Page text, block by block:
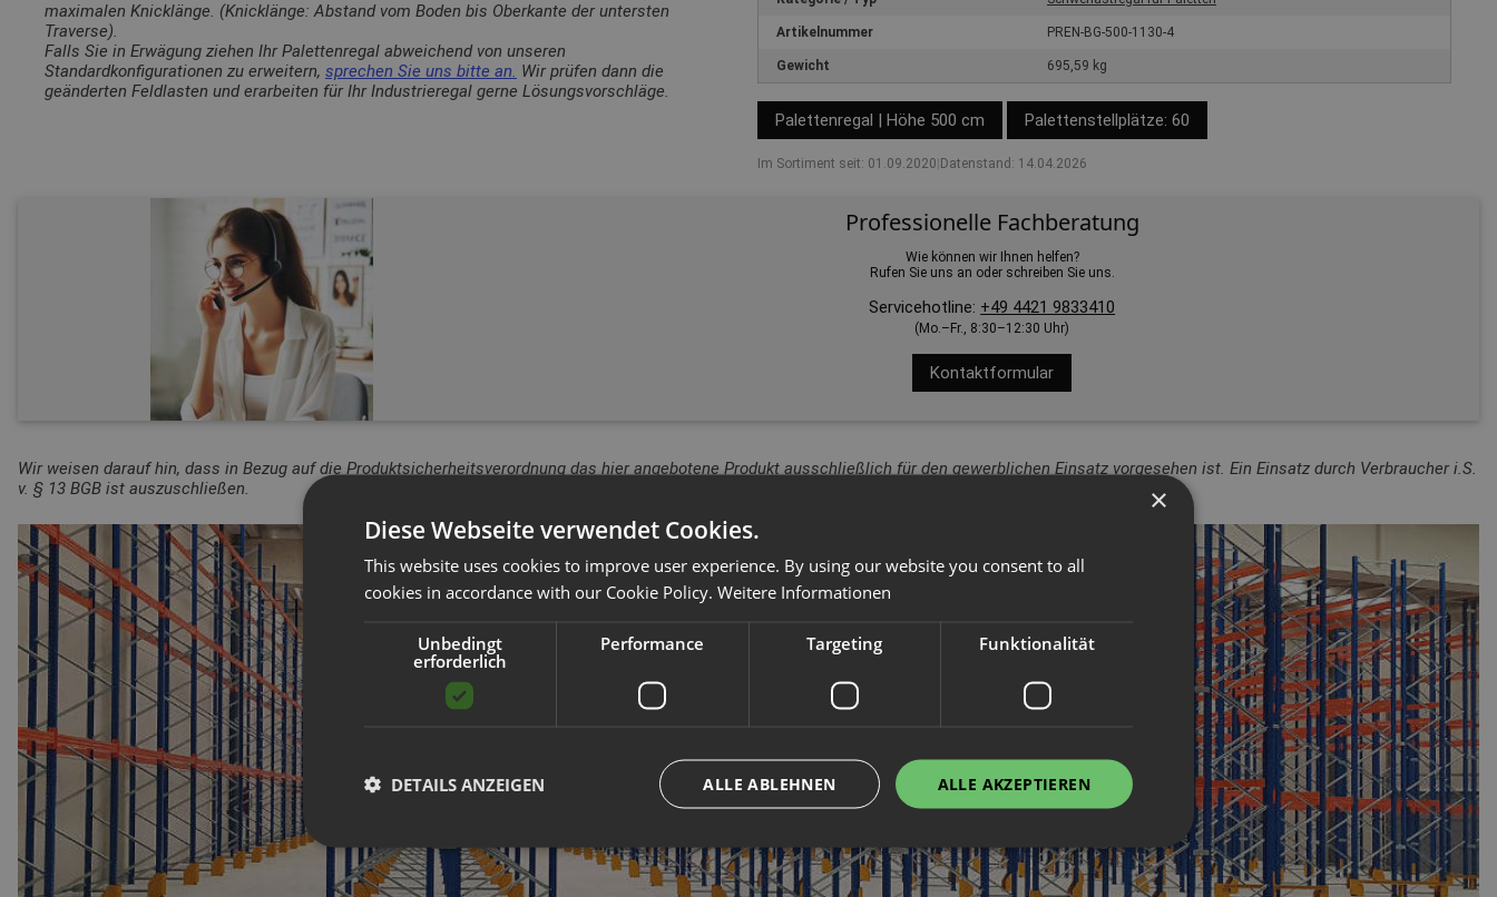
maximalen Knicklänge. (Knicklänge: Abstand vom Boden bis Oberkante der untersten
Traverse).
Falls Sie in Erwägung ziehen Ihr Palettenregal abweichend von unseren
Standardkonfigurationen zu erweitern, sprechen Sie uns bitte an. Wir prüfen dann die
geänderten Feldlasten und erarbeiten für Ihr Industrieregal gerne Lösungsvorschläge.
Artikelnummer PREN-BG-500-1130-4
Gewicht 695,59 kg
Palettenregal | Höhe 500 cm Palettenstellplätze: 60
Im Sortiment seit: 01.09.2020 Datenstand: 14.04.2026
Professionelle Fachberatung
Wie können wir Ihnen helfen?
Rufen Sie uns an oder schreiben Sie uns.
Servicehotline: +49 4421 9833410
(Mo.–Fr., 8:30–12:30 Uhr)
Kontaktformular
Wir weisen darauf hin, dass in Bezug auf die Produktsicherheitsverordnung das hier angebotene Produkt ausschließlich für den gewerblichen Einsatz vorgesehen ist. Ein Einsatz durch Verbraucher i.S.
v. § 13 BGB ist auszuschließen.
×
Diese Webseite verwendet Cookies.
This website uses cookies to improve user experience. By using our website you consent to all
cookies in accordance with our Cookie Policy. Weitere Informationen
Unbedingt
erforderlich
Performance Targeting Funktionalität
ALLE AKZEPTIEREN
ALLE ABLEHNEN
DETAILS ANZEIGEN